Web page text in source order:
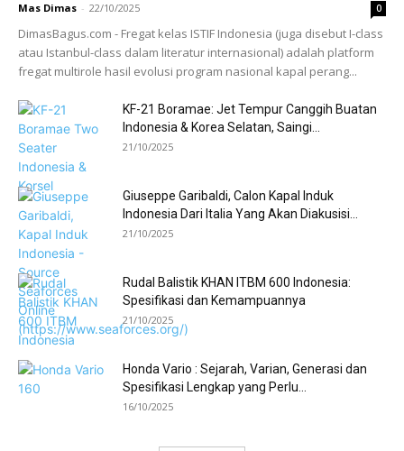
Mas Dimas - 22/10/2025 0
DimasBagus.com - Fregat kelas ISTIF Indonesia (juga disebut I-class
atau Istanbul-class dalam literatur internasional) adalah platform
fregat multirole hasil evolusi program nasional kapal perang...
KF-21 Boramae: Jet Tempur Canggih Buatan
Indonesia & Korea Selatan, Saingi...
21/10/2025
Giuseppe Garibaldi, Calon Kapal Induk
Indonesia Dari Italia Yang Akan Diakusisi...
21/10/2025
Rudal Balistik KHAN ITBM 600 Indonesia:
Spesifikasi dan Kemampuannya
21/10/2025
Honda Vario : Sejarah, Varian, Generasi dan
Spesifikasi Lengkap yang Perlu...
16/10/2025